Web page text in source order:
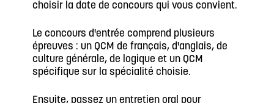
choisir la date de concours qui vous convient.
Le concours d'entrée comprend plusieurs
épreuves : un QCM de français, d'anglais, de
culture générale, de logique et un QCM
spécifique sur la spécialité choisie.
Ensuite, passez un entretien oral pour